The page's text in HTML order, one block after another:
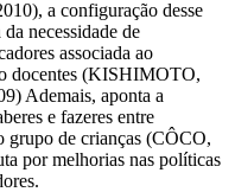
a configuração desse
necessidade de
associada ao
docentes (KISHIMOTO,
Ademais, aponta a
e fazeres entre
grupo de crianças (CÔCO,
por melhorias nas políticas